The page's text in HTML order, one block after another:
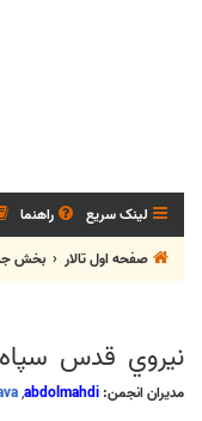
لینک سریع راهنما
صفحه اول تالار
بخش
نيروي قدس سپاه:
مدیران انجمن: abdolmahdi
,